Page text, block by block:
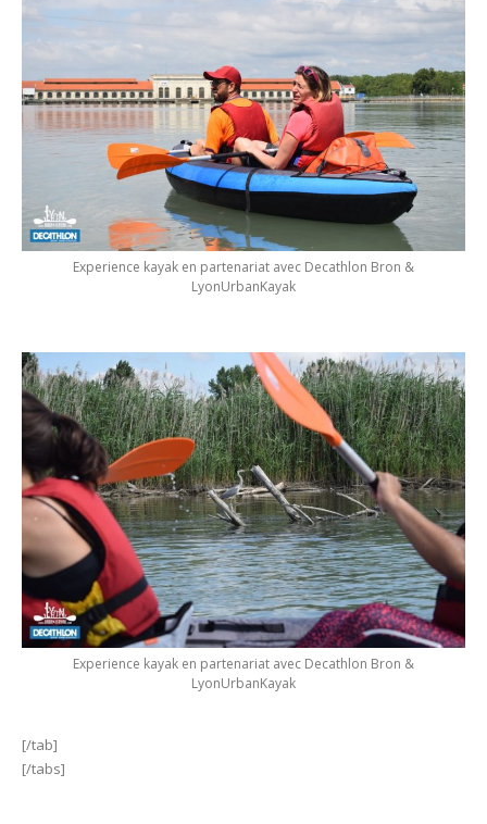
Experience kayak en partenariat avec Decathlon Bron &
LyonUrbanKayak
Experience kayak en partenariat avec Decathlon Bron &
LyonUrbanKayak
[/tab]
[/tabs]